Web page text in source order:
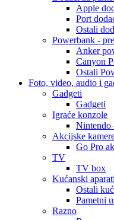
Apple
Port
Ostali
Powerbank -
Anker
Canyon
Ostali
Foto, video, audio i
Gadgeti
Gadgeti
Igraće konzole
Nintendo
Akcijske
Go Pro
TV
TV box
Kućanski aparati
Ostali
Pametni
Razno